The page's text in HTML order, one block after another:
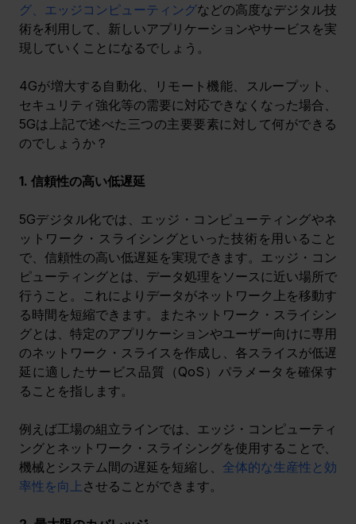
グ、エッジコンピューティングなどの高度なデジタル技
術を利用して、新しいアプリケーションやサービスを実
現していくことになるでしょう。
4Gが増大する自動化、リモート機能、スループット、
セキュリティ強化等の需要に対応できなくなった場合、
5Gは上記で述べた三つの主要要素に対して何ができる
のでしょうか？
1. 信頼性の高い低遅延
5Gデジタル化では、エッジ・コンピューティングやネ
ットワーク・スライシングといった技術を用いること
で、信頼性の高い低遅延を実現できます。エッジ・コン
ピューティングとは、データ処理をソースに近い場所で
行うこと。これによりデータがネットワーク上を移動す
る時間を短縮できます。またネットワーク・スライシン
グとは、特定のアプリケーションやユーザー向けに専用
のネットワーク・スライスを作成し、各スライスが低遅
延に適したサービス品質（QoS）パラメータを確保す
ることを指します。
例えば工場の組立ラインでは、エッジ・コンピューティ
ングとネットワーク・スライシングを使用することで、
機械とシステム間の遅延を短縮し、 全体的な生産性と効
率性を向上 させることができます。